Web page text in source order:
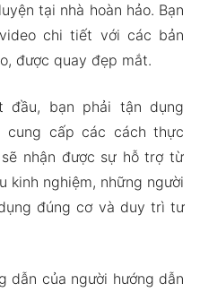
tại nhà hoàn hảo. Bạn
chi tiết với các bản
được quay đẹp mắt.
đầu, bạn phải tận dụng
cung cấp các cách thực
nhận được sự hỗ trợ từ
kinh nghiệm, những người
đúng cơ và duy trì tư
dẫn của người hướng dẫn